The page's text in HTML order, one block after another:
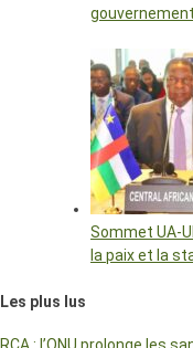
Sommet UA-
la paix et la
Les plus lus